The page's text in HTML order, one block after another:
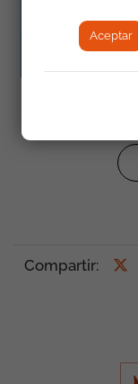
Compartir:
Aceptar